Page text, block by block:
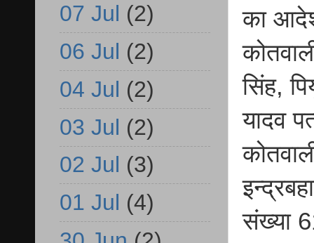
का
सिंह,
यादव
संख्या
07 Jul (2)
06 Jul (2)
04 Jul (2)
03 Jul (2)
02 Jul (3)
01 Jul (4)